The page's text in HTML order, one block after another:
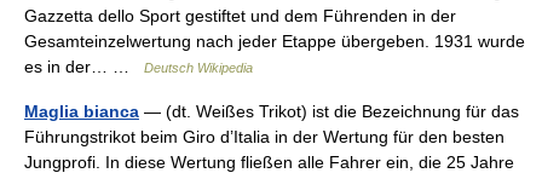
Gazzetta dello Sport gestiftet und dem Führenden in der
Gesamteinzelwertung nach jeder Etappe übergeben. 1931 wurde
es in der… …
Deutsch Wikipedia
Maglia bianca — (dt. Weißes Trikot) ist die Bezeichnung für das
Führungstrikot beim Giro d’Italia in der Wertung für den besten
Jungprofi. In diese Wertung fließen alle Fahrer ein, die 25 Jahre